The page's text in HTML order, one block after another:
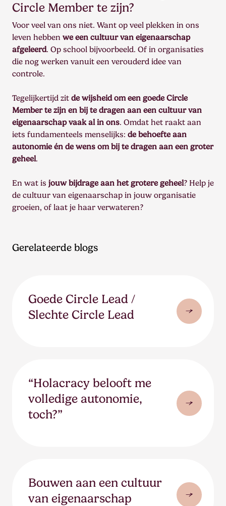
Circle Member te zijn?
Voor veel van ons niet. Want op veel plekken in ons
leven hebben we een cultuur van eigenaarschap
afgeleerd. Op school bijvoorbeeld. Of in organisaties
die nog werken vanuit een verouderd idee van
controle.
Tegelijkertijd zit de wijsheid om een goede Circle
Member te zijn en bij te dragen aan een cultuur van
eigenaarschap vaak al in ons. Omdat het raakt aan
iets fundamenteels menselijks: de behoefte aan
autonomie én de wens om bij te dragen aan een groter
geheel.
En wat is jouw bijdrage aan het grotere geheel? Help je
de cultuur van eigenaarschap in jouw organisatie
groeien, of laat je haar verwateren?
Gerelateerde blogs
Goede Circle Lead /
Slechte Circle Lead
“Holacracy belooft me
volledige autonomie,
toch?”
Bouwen aan een cultuur
van eigenaarschap